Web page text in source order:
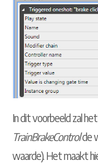
In dit voorbeeld zal
TrainBrakeControlde
waarde). Het maakt